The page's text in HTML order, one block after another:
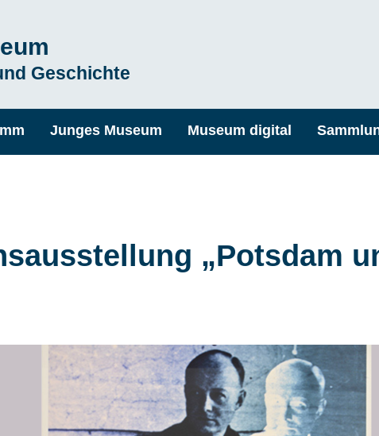
Geschichte
Junges Museum Museum digital
„Potsdam